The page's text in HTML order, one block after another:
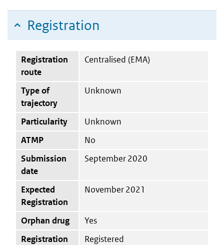
Registration
Registration
route
Centralised (EMA)
Type of
trajectory
Unknown
Particularity
Unknown
ATMP
No
Submission
date
September 2020
Expected
Registration
November 2021
Orphan drug
Yes
Registration
Registered